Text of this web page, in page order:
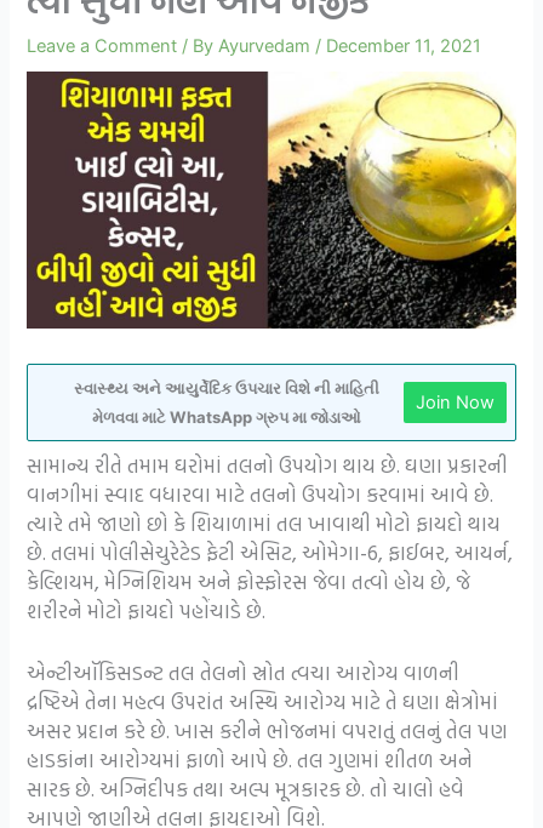
Leave a Comment / ByAyurvedam / December 11, 2021
સ્વાસ્થ્ય અને આયુર્વેદિક ઉપચાર વિશે ની માહિતી
મેળવવા માટે WhatsApp ગ્રુપ મા જોડાઓ
Join Now
સામાન્ય રીતે તમામ ઘરોમાં તલનો ઉપયોગ થાય છે. ઘણા પ્રકારની
વાનગીમાં સ્વાદ વધારવા માટે તલનો ઉપયોગ કરવામાં આવે છે.
ત્યારે તમે જાણો છો કે શિયાળામાં તલ ખાવાથી મોટો ફાયદો થાય
છે. તલમાં પોલીસેચુરેટેડ ફેટી એસિટ, ઓમેગા-6, ફાઈબર, આયર્ન,
કેલ્શિયમ, મેગ્નિશિયમ અને ફોસ્ફોરસ જેવા તત્વો હોય છે, જે
શરીરને મોટો ફાયદો પહોંચાડે છે.
એન્ટીઑકિસડન્ટ તલ તેલનો સ્રોત ત્વચા આરોગ્ય વાળની ​​
દ્રષ્ટિએ તેના મહત્વ ઉપરાંત અસ્થિ આરોગ્ય માટે તે ઘણા ક્ષેત્રોમાં
અસર પ્રદાન કરે છે. ખાસ કરીને ભોજનમાં વપરાતું તલનું તેલ પણ
હાડકાંના આરોગ્યમાં ફાળો આપે છે. તલ ગુણમાં શીતળ અને
સારક છે. અગ્નિદીપક તથા અલ્પ મૂત્રકારક છે. તો ચાલો હવે
આપણે જાણીએ તલના ફાયદાઓ વિશે.